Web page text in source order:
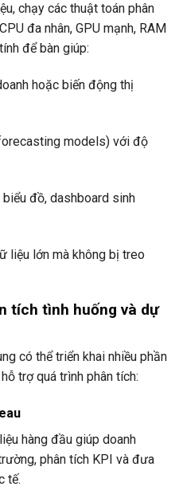
chạy các thuật toán phân
đa nhân, GPU mạnh, RAM
để bàn giúp:
hoặc biến động thị
models) với độ
đồ, dashboard sinh
liệu lớn mà không bị treo
tích tình huống và dự
có thể triển khai nhiều phần
trợ quá trình phân tích:
hàng đầu giúp doanh
phân tích KPI và đưa
tế.